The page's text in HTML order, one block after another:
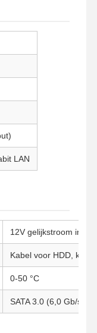
LAN
12V gelijkstroom in,
Kabel voor HDD,
0-50 °C
SATA 3.0 (6,0 Gb/s)